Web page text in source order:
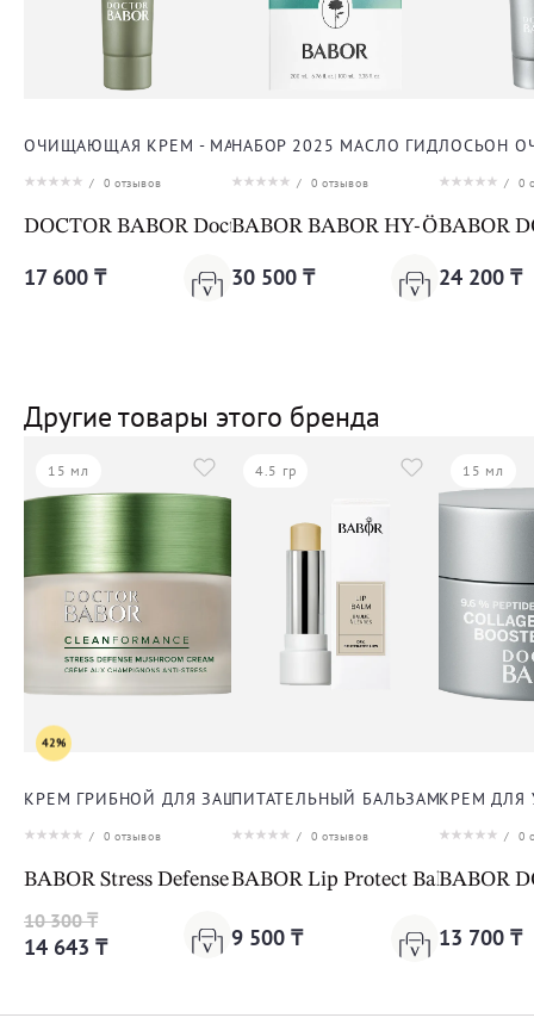
ОЧИЩАЮЩАЯ КРЕМ - МАСКА С ГЛИНОЙ ДЛЯ ЛИЦА
/ 0 отзывов
DOCTOR BABOR Doctor Babor Microbiomic Clay
17 600 ₸
НАБОР 2025 МАСЛО
/ 0 отзывов
BABOR BABOR HY-ÖL
30 500 ₸
ЛОСЬОН
/ 0
BABOR
24 200 ₸
Другие товары этого бренда
15 мл
42%
КРЕМ ГРИБНОЙ ДЛЯ ЗАЩИТЫ ОТ СТРЕССА ДЛЯ ЛИЦА
/ 0 отзывов
BABOR Stress Defense Mushroom Cream
10 300 ₸
14 643 ₸
4.5 гр
ПИТАТЕЛЬНЫЙ БАЛЬЗАМ ДЛЯ ГУБ
/ 0 отзывов
BABOR Lip Protect Balm
9 500 ₸
15 мл
КРЕМ ДЛЯ
/ 0
BABOR
13 700 ₸